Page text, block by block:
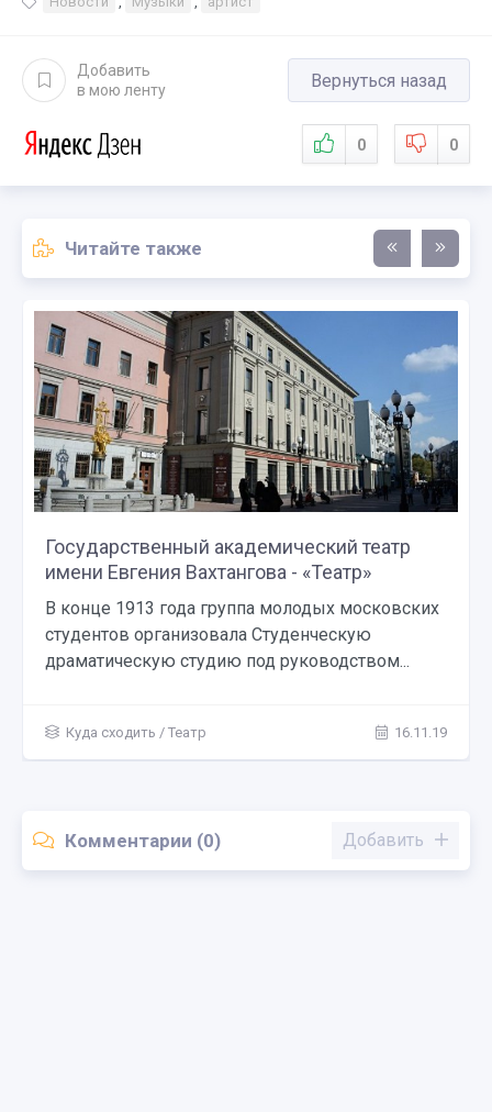
Добавить
в мою ленту
Вернуться назад
0 0
Читайте также
Государственный академический театр
имени Евгения Вахтангова - «Театр»
В конце 1913 года группа молодых московских
студентов организовала Студенческую
драматическую студию под руководством...
Куда сходить / Театр 16.11.19
Комментарии (0) Добавить